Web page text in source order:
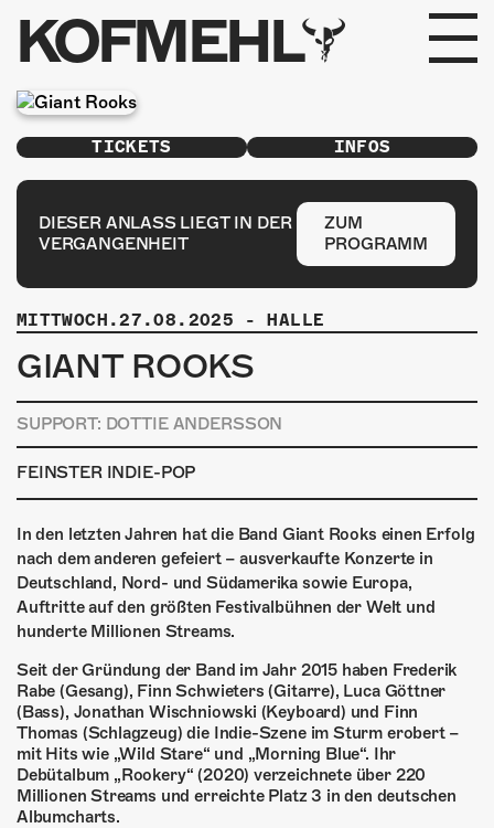
KOFMEHL
PROGRAMM
FABRIKGEFLÜSTER
GALERIE
FOTOGALERIE
PHOTOMAT
INFOS
KONTAKT
ÜBER UNS
GÖNNEREI
SHOP
MITMACHEN
TICKETS INFOS
DIESER ANLASS LIEGT IN DER
VERGANGENHEIT
ZUM
PROGRAMM
MITTWOCH.27.08.2025 - HALLE
GIANT ROOKS
SUPPORT: DOTTIE ANDERSSON
FEINSTER INDIE-POP
In den letzten Jahren hat die Band Giant Rooks einen Erfolg
nach dem anderen gefeiert – ausverkaufte Konzerte in
Deutschland, Nord- und Südamerika sowie Europa,
Auftritte auf den größten Festivalbühnen der Welt und
hunderte Millionen Streams.
Seit der Gründung der Band im Jahr 2015 haben Frederik
Rabe (Gesang), Finn Schwieters (Gitarre), Luca Göttner
(Bass), Jonathan Wischniowski (Keyboard) und Finn
Thomas (Schlagzeug) die Indie-Szene im Sturm erobert –
mit Hits wie „Wild Stare“ und „Morning Blue“. Ihr
Debütalbum „Rookery“ (2020) verzeichnete über 220
Millionen Streams und erreichte Platz 3 in den deutschen
Albumcharts.